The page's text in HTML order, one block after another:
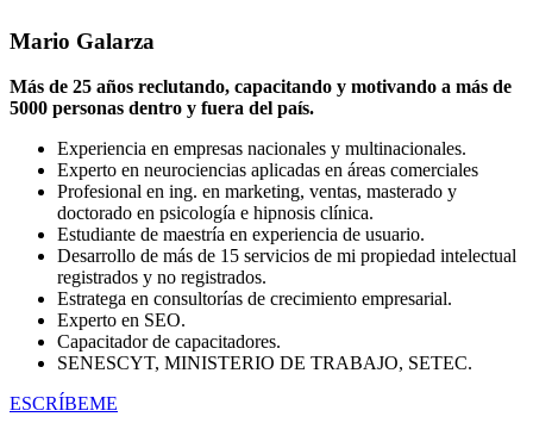
Mario Galarza
Más de 25 años reclutando, capacitando y motivando a más de
5000 personas dentro y fuera del país.
Experiencia en empresas nacionales y multinacionales.
Experto en neurociencias aplicadas en áreas comerciales
Profesional en ing. en marketing, ventas, masterado y
doctorado en psicología e hipnosis clínica.
Estudiante de maestría en experiencia de usuario.
Desarrollo de más de 15 servicios de mi propiedad intelectual
registrados y no registrados.
Estratega en consultorías de crecimiento empresarial.
Experto en SEO.
Capacitador de capacitadores.
SENESCYT, MINISTERIO DE TRABAJO, SETEC.
ESCRÍBEME